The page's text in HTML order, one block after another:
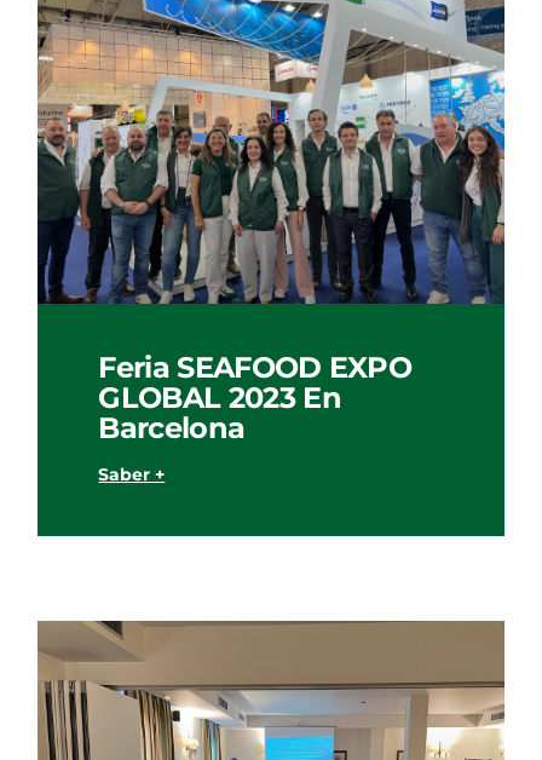
Feria SEAFOOD EXPO
GLOBAL 2023 En
Barcelona
Saber +